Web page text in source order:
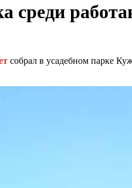
среди
собрал в усадебном парке